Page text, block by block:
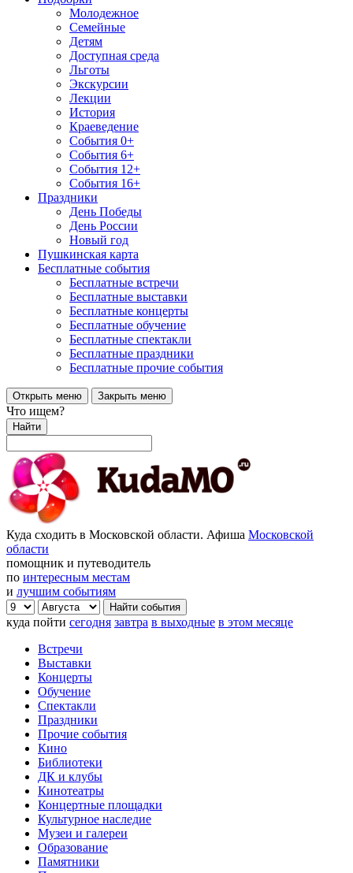
Молодежное
Семейные
Детям
Доступная среда
Льготы
Экскурсии
Лекции
История
Краеведение
События 0+
События 6+
События 12+
События 16+
Праздники
День Победы
День России
Новый год
Пушкинская карта
Бесплатные события
Бесплатные встречи
Бесплатные выставки
Бесплатные концерты
Бесплатные обучение
Бесплатные спектакли
Бесплатные праздники
Бесплатные прочие события
Открыть меню Закрыть меню
Что ищем?
Найти
Куда сходить в Московской области. Афиша Московской
области
помощник и путеводитель
по интересным местам
и лучшим событиям
куда пойти сегодня завтра в выходные в этом месяце
Встречи
Выставки
Концерты
Обучение
Спектакли
Праздники
Прочие события
Кино
Библиотеки
ДК и клубы
Кинотеатры
Концертные площадки
Культурное наследие
Музеи и галереи
Образование
Памятники